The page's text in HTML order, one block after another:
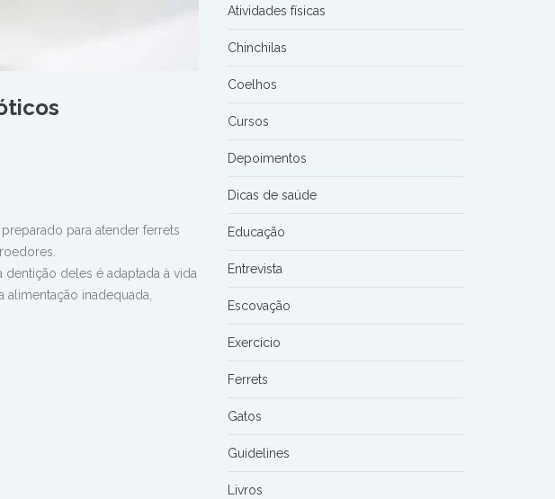
para atender ferrets
deles é adaptada à vida
inadequada,
Atividades físicas
Chinchilas
Coelhos
Cursos
Depoimentos
Dicas de saúde
Educação
Entrevista
Escovação
Exercício
Ferrets
Gatos
Guidelines
Livros